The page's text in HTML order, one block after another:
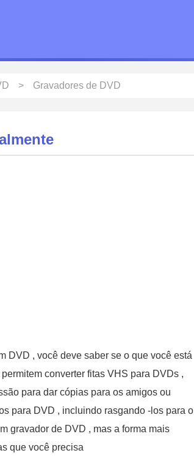
Gravadores de DVD
DVD , você deve saber se o que você está
converter fitas VHS para DVDs ,
para dar cópias para os amigos ou
para DVD , incluindo rasgando -los para o
gravador de DVD , mas a forma mais
que você precisa